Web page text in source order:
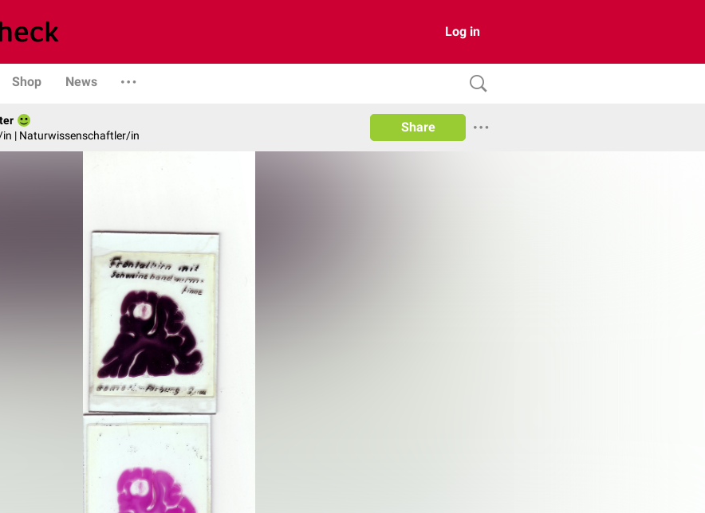
Log in
Shop News
in | Naturwissenschaftler/in
Share